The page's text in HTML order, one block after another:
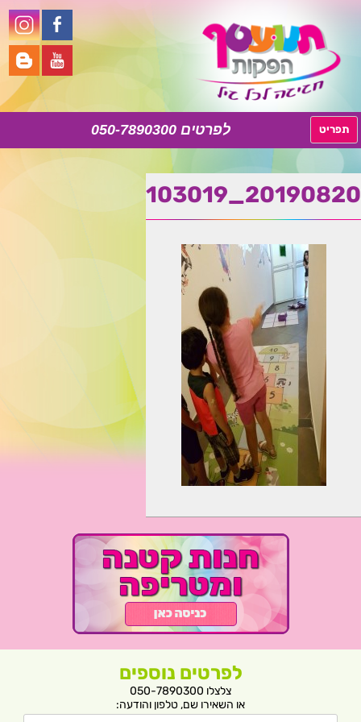
050-7890300 תפריט
לתוכן
20190820_103019
לפרטים נוספים
צלצלו 050-7890300
או השאירו שם, טלפון והודעה: